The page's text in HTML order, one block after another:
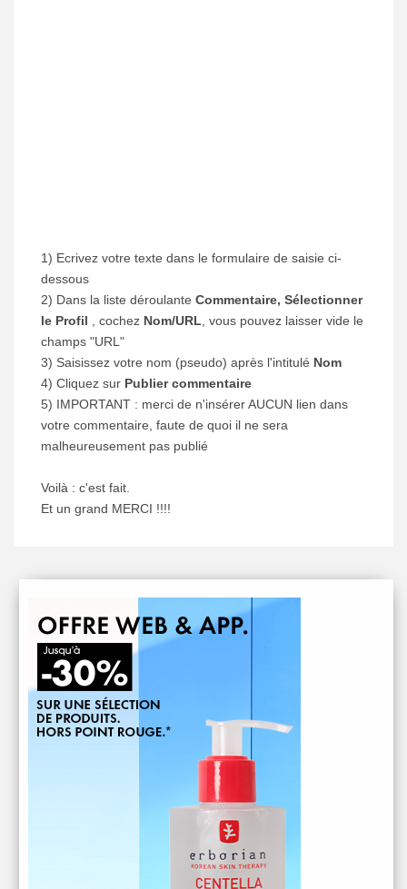
1) Ecrivez votre texte dans le formulaire de saisie ci-
dessous
2) Dans la liste déroulante Commentaire, Sélectionner
le Profil
, cochez Nom/URL , vous pouvez laisser vide le
champs "URL"
3) Saisissez votre nom (pseudo) après l'intitulé Nom
4) Cliquez sur Publier commentaire
5) IMPORTANT : merci de n'insérer AUCUN lien dans
votre commentaire, faute de quoi il ne sera
malheureusement pas publié
Voilà : c'est fait.
Et un grand MERCI !!!!